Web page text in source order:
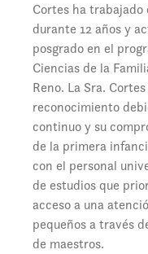
Cortes ha
durante 12 años y
posgrado en el
Ciencias de la
Reno. La Sra.
reconocimiento
continuo y su
de la primera
con el personal
de estudios que
acceso a una
pequeños a través
de maestros.